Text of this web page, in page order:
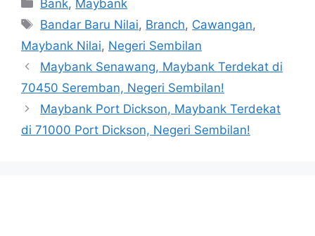
Bank, Maybank
Tags
Bandar Baru Nilai, Branch, Cawangan,
Maybank Nilai, Negeri Sembilan
Maybank Senawang, Maybank Terdekat di
70450 Seremban, Negeri Sembilan!
Maybank Port Dickson, Maybank Terdekat
di 71000 Port Dickson, Negeri Sembilan!